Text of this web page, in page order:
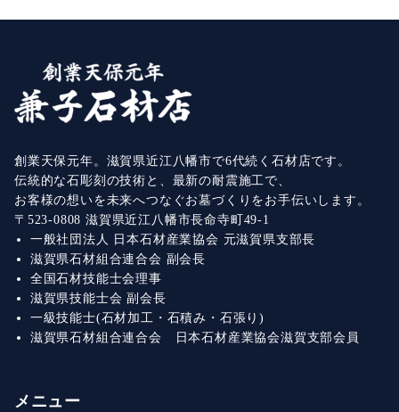
創業天保元年。滋賀県近江八幡市で6代続く石材店です。
伝統的な石彫刻の技術と、最新の耐震施工で、
お客様の想いを未来へつなぐお墓づくりをお手伝いします。
〒523-0808 滋賀県近江八幡市長命寺町49-1
一般社団法人 日本石材産業協会 元滋賀県支部長
滋賀県石材組合連合会 副会長
全国石材技能士会理事
滋賀県技能士会 副会長
一級技能士(石材加工・石積み・石張り)
滋賀県石材組合連合会 日本石材産業協会滋賀支部会員
メニュー